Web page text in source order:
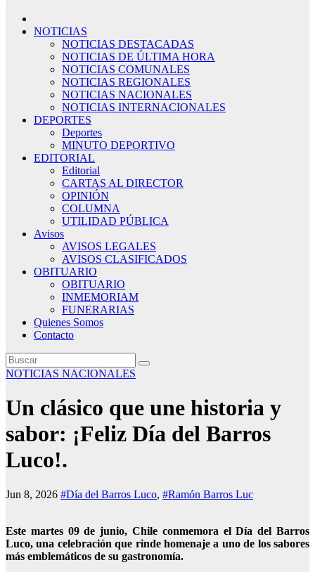
NOTICIAS
NOTICIAS DESTACADAS
NOTICIAS DE ÚLTIMA HORA
NOTICIAS COMUNALES
NOTICIAS REGIONALES
NOTICIAS NACIONALES
NOTICIAS INTERNACIONALES
DEPORTES
Deportes
MINUTO DEPORTIVO
EDITORIAL
Editorial
CARTAS AL DIRECTOR
OPINIÓN
COLUMNA
UTILIDAD PÚBLICA
Avisos
AVISOS LEGALES
AVISOS CLASIFICADOS
OBITUARIO
OBITUARIO
INMEMORIAM
FUNERARIAS
Quienes Somos
Contacto
NOTICIAS NACIONALES
Un clásico que une historia y
sabor: ¡Feliz Día del Barros
Luco!.
Jun 8, 2026 #Día del Barros Luco, #Ramón Barros Luc
Este martes 09 de junio, Chile conmemora el Día del Barros
Luco, una celebración que rinde homenaje a uno de los sabores
más emblemáticos de su gastronomía.